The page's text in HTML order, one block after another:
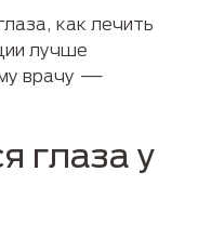
как лечить
лучше
врачу —
глаза у